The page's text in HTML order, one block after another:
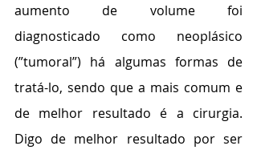
aumento de volume foi
diagnosticado como neoplásico
(”tumoral”) há algumas formas de
tratá-lo, sendo que a mais comum e
de melhor resultado é a cirurgia.
Digo de melhor resultado por ser